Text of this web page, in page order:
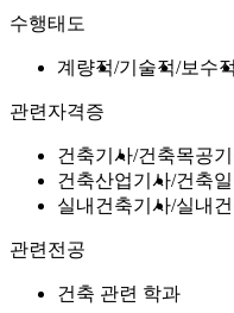
수행태도
계량적 기술적 보수적
관련자격증
건축기사 건축목공
건축산업기사 건축
실내건축기사 실내
관련전공
건축 관련 학과